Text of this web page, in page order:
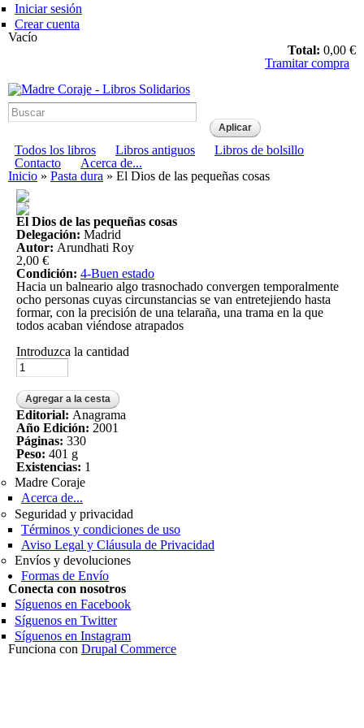
Iniciar sesión
Crear cuenta
Vacío
Total: 0,00 €
Tramitar compra
Solidarios
Menú principal
Todos los libros Libros antiguos
Libros de bolsillo
Menú secundario
Contacto
Acerca de...
Usted está aquí
Inicio » Pasta dura » El Dios de las pequeñas cosas
El Dios de las pequeñas cosas
Delegación: Madrid
Autor: Arundhati Roy
2,00 €
Condición: 4-Buen estado
Hacia un balneario algo trasnochado convergen temporalmente
ocho personas cuyas circunstancias se van entretejiendo hasta
formar, con la precisión de una telaraña, una trama en la que
todos acaban viéndose atrapados
Introduzca la cantidad
Editorial: Anagrama
Año Edición: 2001
Páginas: 330
Peso: 401 g
Existencias: 1
Madre Coraje
Acerca de...
Seguridad y privacidad
Términos y condiciones de uso
Aviso Legal y Cláusula de Privacidad
Envíos y devoluciones
Formas de Envío
Conecta con nosotros
Síguenos en Facebook
Síguenos en Twitter
Síguenos en Instagram
Funciona con Drupal Commerce